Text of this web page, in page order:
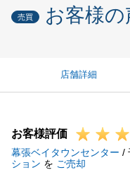
売買 お客様の
店舗詳細
お客様評価
幕張ベイタウンセンター /
ション を ご売却